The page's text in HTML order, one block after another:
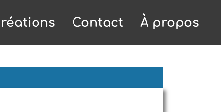
Contact À propos